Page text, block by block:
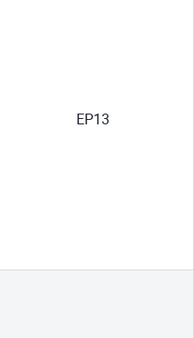
EP13